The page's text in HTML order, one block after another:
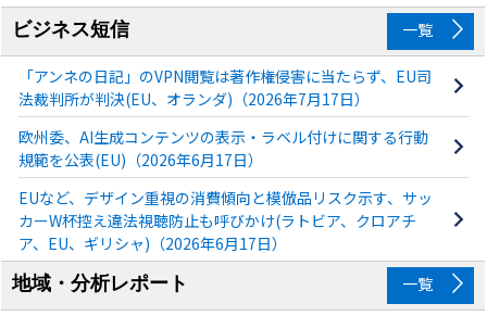
ビジネス短信 一覧
「アンネの日記」のVPN閲覧は著作権侵害に当たらず、EU司
法裁判所が判決(EU、オランダ)（2026年7月17日）
欧州委、AI生成コンテンツの表示・ラベル付けに関する行動
規範を公表(EU)（2026年6月17日）
EUなど、デザイン重視の消費傾向と模倣品リスク示す、サッ
カーW杯控え違法視聴防止も呼びかけ(ラトビア、クロアチ
ア、EU、ギリシャ)（2026年6月17日）
地域・分析レポート
一覧